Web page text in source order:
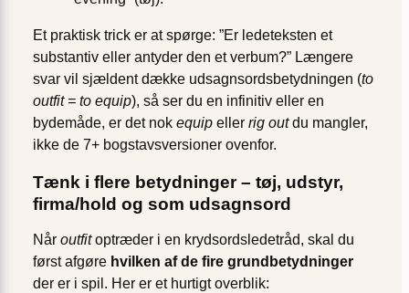
Et praktisk trick er at spørge: ”Er ledeteksten et
substantiv eller antyder den et verbum?” Længere
svar vil sjældent dække udsagnsords­betydningen (to
outfit = to equip), så ser du en infinitiv eller en
bydemåde, er det nok equip eller rig outdu mangler,
ikke de 7+ bogstavsversioner ovenfor.
Tænk i flere betydninger – tøj, udstyr,
firma/hold og som udsagnsord
Når outfitoptræder i en krydsordsledetråd, skal du
først afgøre hvilken af de fire grundbetydninger
der er i spil. Her er et hurtigt overblik: